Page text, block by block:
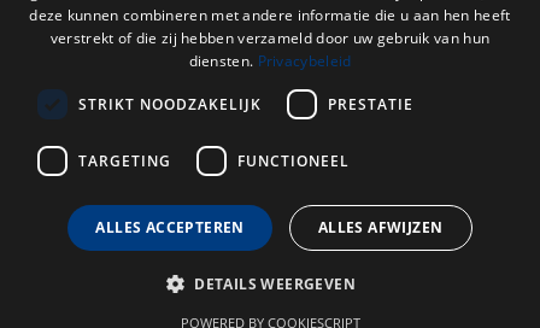
Nieuwsbrief
deze kunnen combineren met andere informatie die u aan hen heeft
verstrekt of die zij hebben verzameld door uw gebruik van hun
diensten. Privacybeleid
STRIKT NOODZAKELIJK PRESTATIE
TARGETING FUNCTIONEEL
ALLES ACCEPTEREN ALLES AFWIJZEN
DETAILS WEERGEVEN
POWERED BY COOKIESCRIPT